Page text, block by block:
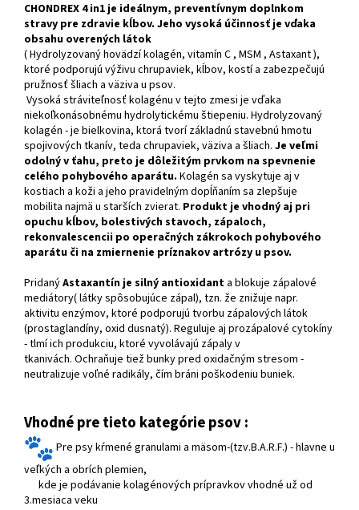
CHONDREX 4 in1 je ideálnym, preventívnym doplnkom
stravy pre zdravie kĺbov. Jeho vysoká účinnosť je vďaka
obsahu overených látok
(Hydrolyzovaný hovädzí kolagén, vitamín C , MSM , Astaxant ),
ktoré podporujú výživu chrupaviek, kĺbov, kostí a zabezpečujú
pružnosť šliach a väziva u psov.
Vysoká stráviteľnosť kolagénu v tejto zmesi je vďaka
niekoľkonásobnému hydrolytickému štiepeniu. Hydrolyzovaný
kolagén - je bielkovina, ktorá tvorí základnú stavebnú hmotu
spojivových tkanív, teda chrupaviek, väziva a šliach. Je veľmi
odolný v ťahu, preto je dôležitým prvkom na spevnenie
celého pohybového aparátu. Kolagén sa vyskytuje aj v
kostiach a koži a jeho pravidelným dopĺňaním sa zlepšuje
mobilita najmä u starších zvierat. Produkt je vhodný aj pri
opuchu kĺbov, bolestivých stavoch, zápaloch,
rekonvalescencii po operačných zákrokoch pohybového
aparátu či na zmiernenie príznakov artrózy u psov.
PridanýAstaxantín je silný antioxidant a blokuje zápalové
mediátory( látky spôsobujúce zápal), tzn. že znižuje napr.
aktivitu enzýmov, ktoré podporujú tvorbu zápalových látok
(prostaglandíny, oxid dusnatý). Reguluje aj prozápalové cytokíny
- tlmí ich produkciu, ktoré vyvolávajú zápaly v
tkanivách. Ochraňuje tiež bunky pred oxidačným stresom -
neutralizuje voľné radikály, čím bráni poškodeniu buniek.
Vhodné pre tieto kategórie psov :
Pre psy kŕmené granulami a mäsom-(tzv.B.A.R.F.) - hlavne u
veľkých a obrích plemien,
kde je podávanie kolagénových prípravkov vhodné už od
3.mesiaca veku